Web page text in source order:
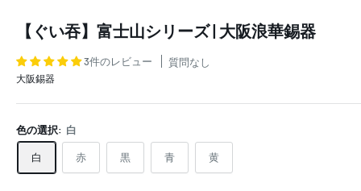
【ぐい吞】富士山シリーズ | 大阪浪華錫器
3件のレビュー 質問なし
大阪錫器
色の選択: 白
白 赤 黒 青 黄